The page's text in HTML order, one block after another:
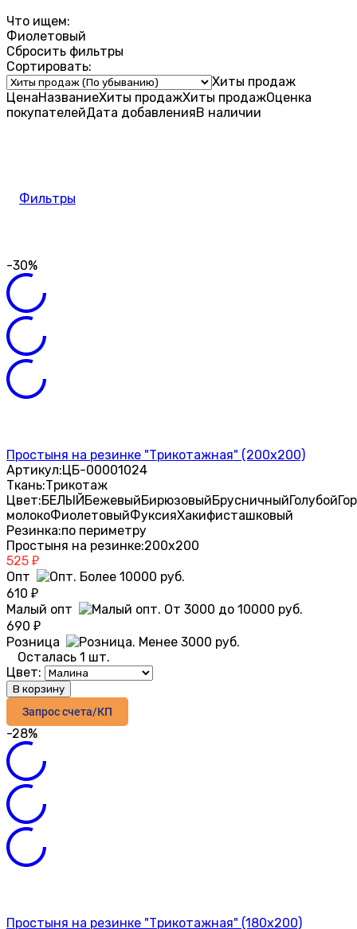
Что ищем:
Фиолетовый
Сбросить фильтры
Сортировать:
Хиты продаж
ЦенаНазваниеХиты продажХиты продажОценка
покупателейДата добавленияВ наличии
Фильтры
-30%
Простыня на резинке "Трикотажная" (200х200)
Артикул:ЦБ-00001024
Ткань:Трикотаж
Цвет:БЕЛЫЙБежевыйБирюзовыйБрусничныйГолубой
молокоФиолетовыйФуксияХакифисташковый
Резинка:по периметру
Простыня на резинке:200х200
525 ₽
Опт
610 ₽
Малый опт
690 ₽
Розница
Осталась 1 шт.
Цвет:
В корзину
Запрос счета/КП
-28%
Простыня на резинке "Трикотажная" (180х200)